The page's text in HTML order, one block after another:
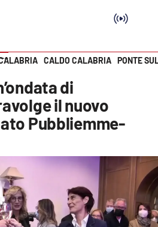
CALDO CALABRIA PONTE
di
il nuovo
Pubbliemme-